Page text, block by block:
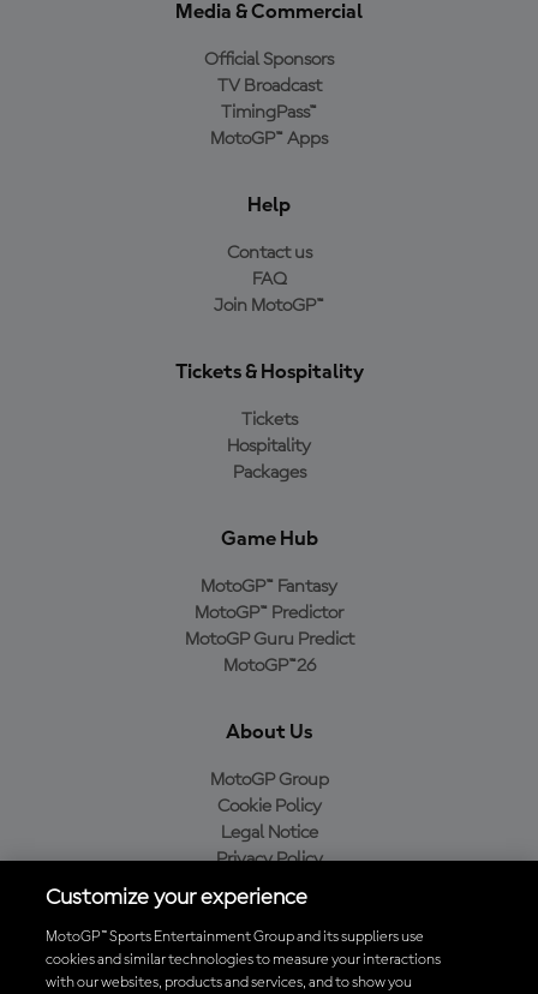
Media & Commercial
Official Sponsors
TV Broadcast
TimingPass™
MotoGP™ Apps
Help
Contact us
FAQ
Join MotoGP™
Tickets & Hospitality
Tickets
Hospitality
Packages
Game Hub
MotoGP™ Fantasy
MotoGP™ Predictor
MotoGP Guru Predict
MotoGP™26
About Us
MotoGP Group
Cookie Policy
Legal Notice
Privacy Policy
Purchase Policy
Baixe o aplicativo oficial da MotoGP™
Customize your experience
MotoGP™ Sports Entertainment Group and its suppliers use
cookies and similar technologies to measure your interactions
with our websites, products and services, and to show you